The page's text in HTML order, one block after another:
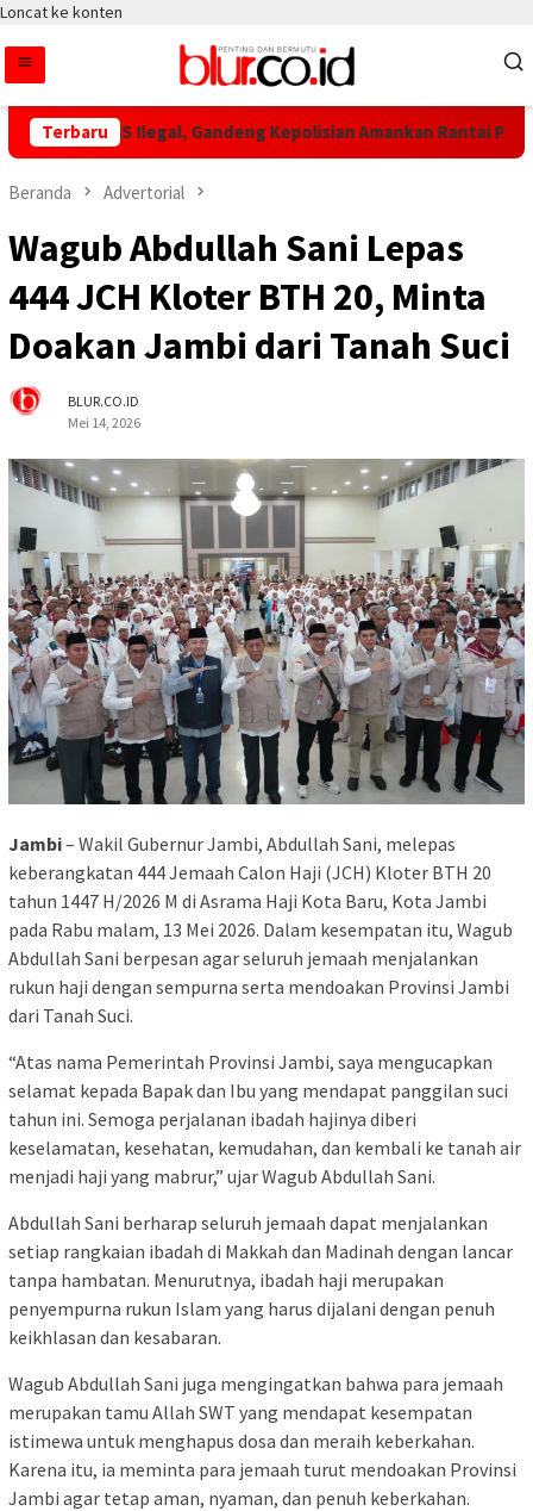
Loncat ke konten
Terbaru
TBS Ilegal, Gandeng Kepolisian Amankan Rantai Pasok
Beranda Advertorial
Wagub Abdullah Sani Lepas
444 JCH Kloter BTH 20, Minta
Doakan Jambi dari Tanah Suci
BLUR.CO.ID
Mei 14, 2026
Jambi– Wakil Gubernur Jambi, Abdullah Sani, melepas
keberangkatan 444 Jemaah Calon Haji (JCH) Kloter BTH 20
tahun 1447 H/2026 M di Asrama Haji Kota Baru, Kota Jambi
pada Rabu malam, 13 Mei 2026. Dalam kesempatan itu, Wagub
Abdullah Sani berpesan agar seluruh jemaah menjalankan
rukun haji dengan sempurna serta mendoakan Provinsi Jambi
dari Tanah Suci.
“Atas nama Pemerintah Provinsi Jambi, saya mengucapkan
selamat kepada Bapak dan Ibu yang mendapat panggilan suci
tahun ini. Semoga perjalanan ibadah hajinya diberi
keselamatan, kesehatan, kemudahan, dan kembali ke tanah air
menjadi haji yang mabrur,” ujar Wagub Abdullah Sani.
Abdullah Sani berharap seluruh jemaah dapat menjalankan
setiap rangkaian ibadah di Makkah dan Madinah dengan lancar
tanpa hambatan. Menurutnya, ibadah haji merupakan
penyempurna rukun Islam yang harus dijalani dengan penuh
keikhlasan dan kesabaran.
Wagub Abdullah Sani juga mengingatkan bahwa para jemaah
merupakan tamu Allah SWT yang mendapat kesempatan
istimewa untuk menghapus dosa dan meraih keberkahan.
Karena itu, ia meminta para jemaah turut mendoakan Provinsi
Jambi agar tetap aman, nyaman, dan penuh keberkahan.